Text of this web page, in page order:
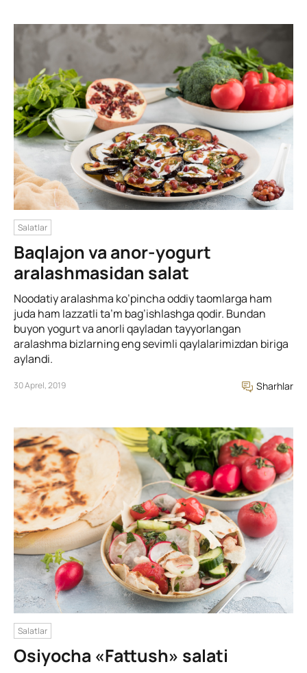
Salatlar
Baqlajon va anor-yogurt
aralashmasidan salat
Noodatiy aralashma ko’pincha oddiy taomlarga ham
juda ham lazzatli ta’m bag’ishlashga qodir. Bundan
buyon yogurt va anorli qayladan tayyorlangan
aralashma bizlarning eng sevimli qaylalarimizdan biriga
aylandi.
30 Aprel, 2019 Sharhlar
Salatlar
Osiyocha «Fattush» salati